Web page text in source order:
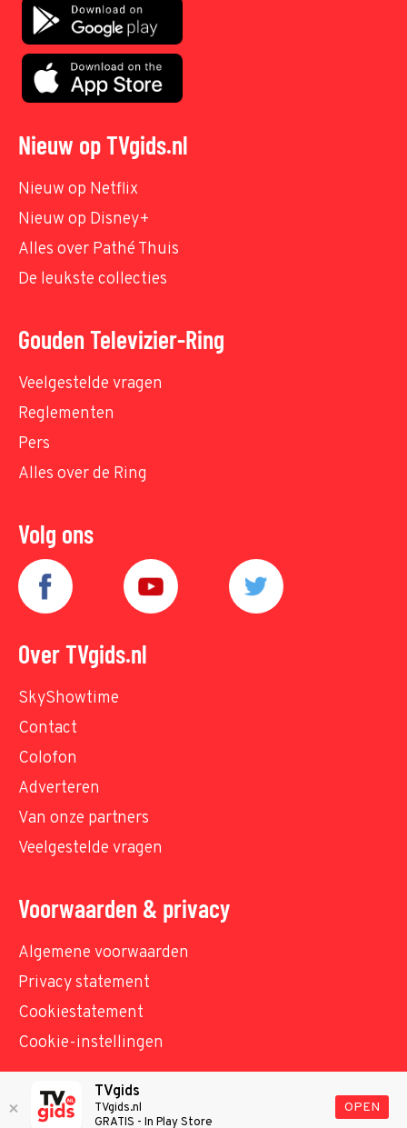
Nieuw op TVgids.nl
Nieuw op Netflix
Nieuw op Disney+
Alles over Pathé Thuis
De leukste collecties
Gouden Televizier-Ring
Veelgestelde vragen
Reglementen
Pers
Alles over de Ring
Volg ons
Over TVgids.nl
SkyShowtime
Contact
Colofon
Adverteren
Van onze partners
Veelgestelde vragen
Voorwaarden & privacy
Algemene voorwaarden
Privacy statement
Cookiestatement
Cookie-instellingen
© TVgids.nl 2026 - All rights reserved. No text and
TVgids
TVgids.nl
GRATIS - In Play Store
OPEN